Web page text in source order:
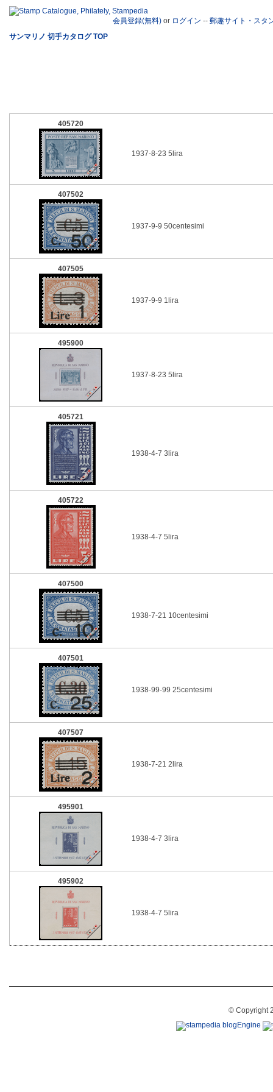
会員登録(無料) or ログイン -- 郵趣サイト・スタ
サンマリノ 切手カタログ TOP
405720
1937-8-23 5lira
407502
1937-9-9 50centesimi
407505
1937-9-9 1lira
495900
1937-8-23 5lira
405721
1938-4-7 3lira
405722
1938-4-7 5lira
407500
1938-7-21 10centesimi
407501
1938-99-99 25centesimi
407507
1938-7-21 2lira
495901
1938-4-7 3lira
495902
1938-4-7 5lira
© Copyright